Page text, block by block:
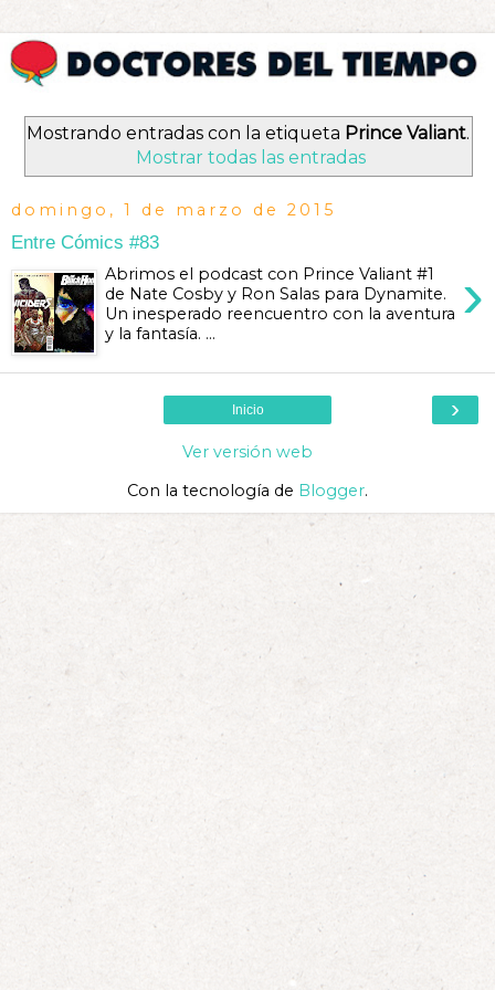
Mostrando entradas con la etiqueta Prince Valiant.
Mostrar todas las entradas
domingo, 1 de marzo de 2015
Entre Cómics #83
›
Abrimos el podcast con Prince Valiant #1
de Nate Cosby y Ron Salas para Dynamite.
Un inesperado reencuentro con la aventura
y la fantasía. ...
›
Inicio
Ver versión web
Con la tecnología de Blogger.